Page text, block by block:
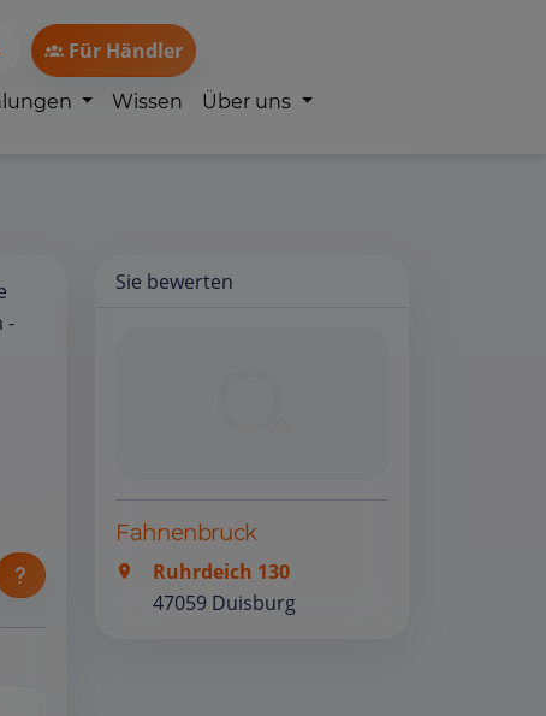
Für Händler
Wissen Über uns
Sie bewerten
Fahnenbruck
Ruhrdeich 130
47059 Duisburg
-